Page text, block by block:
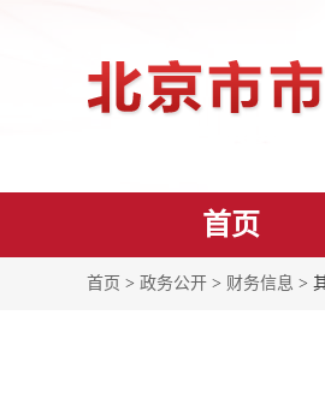
首页
首页 > 政务公开 > 财务信息 >